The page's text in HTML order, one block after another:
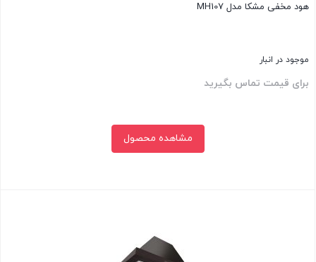
هود مخفی مشکا مدل MH107
موجود در انبار
برای قیمت تماس بگیرید
مشاهده محصول